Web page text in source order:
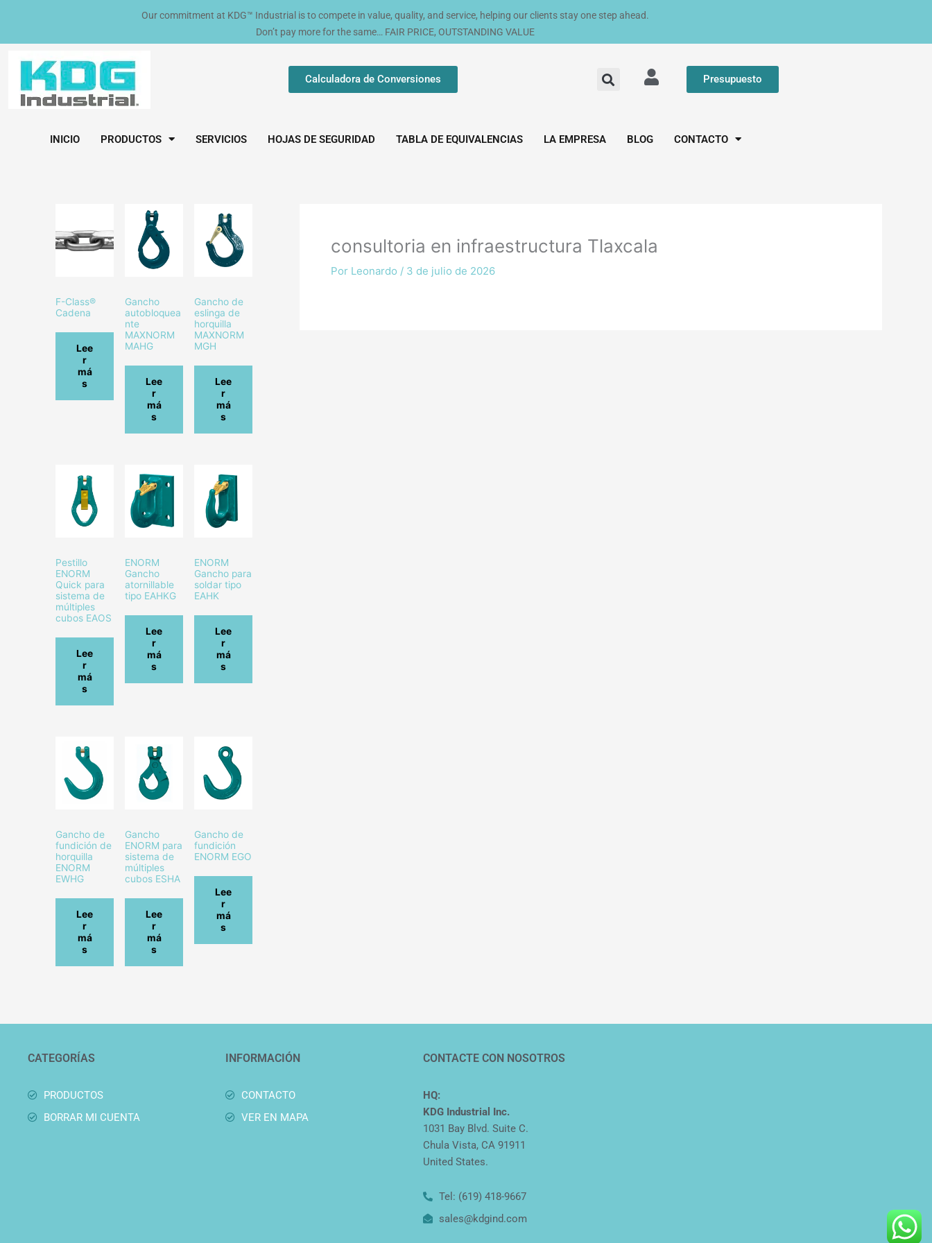
contenido
Our commitment at KDG™ Industrial is to compete in value, quality, and service, helping our clients stay one step ahead.
Don’t pay more for the same… FAIR PRICE, OUTSTANDING VALUE
Calculadora de Conversiones Presupuesto
INICIO PRODUCTOS SERVICIOS HOJAS DE SEGURIDAD TABLA DE EQUIVALENCIAS LA EMPRESA BLOG CONTACTO
F-Class®
Cadena
Lee
r
má
s
Gancho
autobloquea
nte
MAXNORM
MAHG
Lee
r
má
s
Gancho de
eslinga de
horquilla
MAXNORM
MGH
Lee
r
má
s
Pestillo
ENORM
Quick para
sistema de
múltiples
cubos EAOS
Lee
r
má
s
ENORM
Gancho
atornillable
tipo EAHKG
Lee
r
má
s
ENORM
Gancho para
soldar tipo
EAHK
Lee
r
má
s
Gancho de
fundición de
horquilla
ENORM
EWHG
Lee
r
má
s
Gancho
ENORM para
sistema de
múltiples
cubos ESHA
Lee
r
má
s
Gancho de
fundición
ENORM EGO
Lee
r
má
s
consultoria en infraestructura Tlaxcala
Por Leonardo / 3 de julio de 2026
CATEGORÍAS
PRODUCTOS
BORRAR MI CUENTA
INFORMACIÓN
CONTACTO
VER EN MAPA
CONTACTE CON NOSOTROS
HQ:
KDG Industrial Inc.
1031 Bay Blvd. Suite C.
Chula Vista, CA 91911
United States.
Tel: (619) 418-9667
sales@kdgind.com